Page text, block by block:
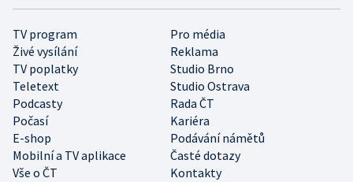
TV program
Pro média
Živé vysílání
Reklama
TV poplatky
Studio Brno
Teletext
Studio Ostrava
Podcasty
Rada ČT
Počasí
Kariéra
E-shop
Podávání námětů
Mobilní a TV aplikace
Časté dotazy
Vše o ČT
Kontakty